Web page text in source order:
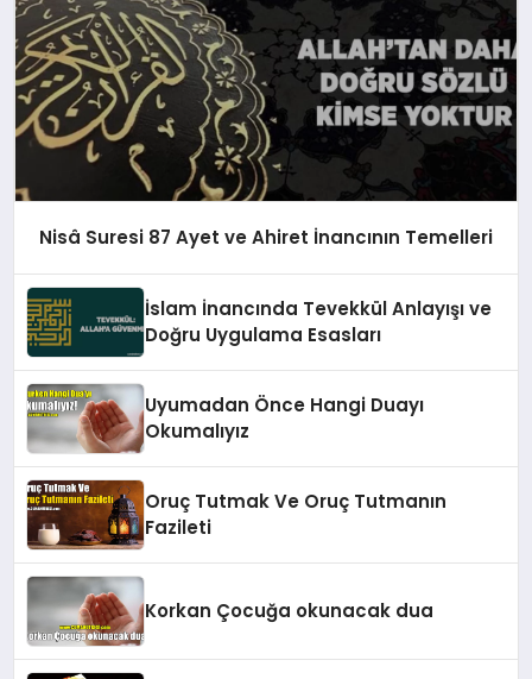
Nisâ Suresi 87 Ayet ve Ahiret İnancının Temelleri
İslam İnancında Tevekkül Anlayışı ve
Doğru Uygulama Esasları
Uyumadan Önce Hangi Duayı
Okumalıyız
Oruç Tutmak Ve Oruç Tutmanın
Fazileti
Korkan Çocuğa okunacak dua